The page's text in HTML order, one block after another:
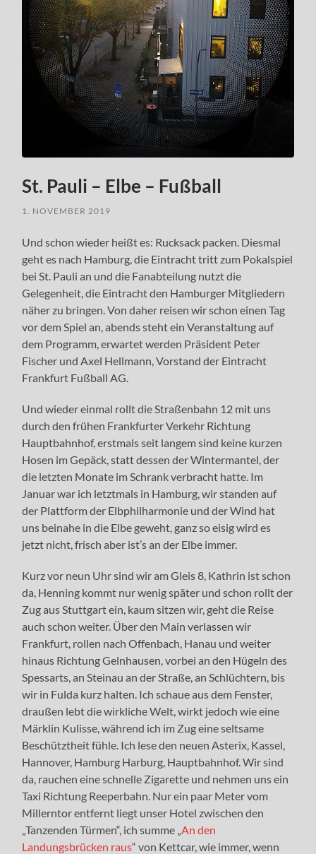
St. Pauli – Elbe – Fußball
1. NOVEMBER 2019
Und schon wieder heißt es: Rucksack packen. Diesmal
geht es nach Hamburg, die Eintracht tritt zum Pokalspiel
bei St. Pauli an und die Fanabteilung nutzt die
Gelegenheit, die Eintracht den Hamburger Mitgliedern
näher zu bringen. Von daher reisen wir schon einen Tag
vor dem Spiel an, abends steht ein Veranstaltung auf
dem Programm, erwartet werden Präsident Peter
Fischer und Axel Hellmann, Vorstand der Eintracht
Frankfurt Fußball AG.
Und wieder einmal rollt die Straßenbahn 12 mit uns
durch den frühen Frankfurter Verkehr Richtung
Hauptbahnhof, erstmals seit langem sind keine kurzen
Hosen im Gepäck, statt dessen der Wintermantel, der
die letzten Monate im Schrank verbracht hatte. Im
Januar war ich letztmals in Hamburg, wir standen auf
der Plattform der Elbphilharmonie und der Wind hat
uns beinahe in die Elbe geweht, ganz so eisig wird es
jetzt nicht, frisch aber ist’s an der Elbe immer.
Kurz vor neun Uhr sind wir am Gleis 8, Kathrin ist schon
da, Henning kommt nur wenig später und schon rollt der
Zug aus Stuttgart ein, kaum sitzen wir, geht die Reise
auch schon weiter. Über den Main verlassen wir
Frankfurt, rollen nach Offenbach, Hanau und weiter
hinaus Richtung Gelnhausen, vorbei an den Hügeln des
Spessarts, an Steinau an der Straße, an Schlüchtern, bis
wir in Fulda kurz halten. Ich schaue aus dem Fenster,
draußen lebt die wirkliche Welt, wirkt jedoch wie eine
Märklin Kulisse, während ich im Zug eine seltsame
Beschütztheit fühle. Ich lese den neuen Asterix, Kassel,
Hannover, Hamburg Harburg, Hauptbahnhof. Wir sind
da, rauchen eine schnelle Zigarette und nehmen uns ein
Taxi Richtung Reeperbahn. Nur ein paar Meter vom
Millerntor entfernt liegt unser Hotel zwischen den
„Tanzenden Türmen“, ich summe „ An den
Landungsbrücken raus“ von Kettcar, wie immer, wenn